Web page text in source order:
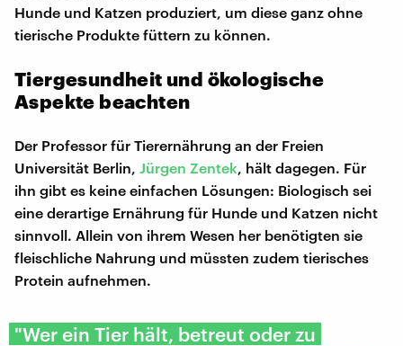
Hunde und Katzen produziert, um diese ganz ohne
tierische Produkte füttern zu können.
Tiergesundheit und ökologische
Aspekte beachten
Der Professor für Tierernährung an der Freien
Universität Berlin,
Jürgen Zentek , hält dagegen. Für
ihn gibt es keine einfachen Lösungen: Biologisch sei
eine derartige Ernährung für Hunde und Katzen nicht
sinnvoll. Allein von ihrem Wesen her benötigten sie
fleischliche Nahrung und müssten zudem tierisches
Protein aufnehmen.
"Wer ein Tier hält, betreut oder zu